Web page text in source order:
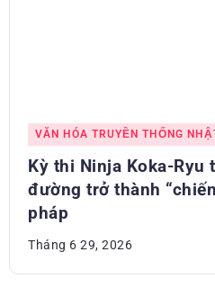
VĂN HÓA TRUYỀN THỐNG
Kỳ thi Ninja Koka-Ryu
đường trở thành
pháp
Tháng 6 29, 2026